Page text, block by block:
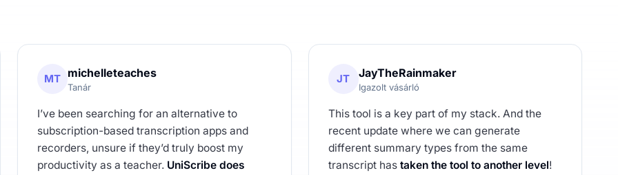
MT michelleteaches
Tanár
I’ve been searching for an alternative to
subscription-based transcription apps and
recorders, unsure if they’d truly boost my
productivity as a teacher. UniScribe does
JT JayTheRainmaker
Igazolt vásárló
This tool is a key part of my stack. And the
recent update where we can generate
different summary types from the same
transcript has taken the tool to another level!